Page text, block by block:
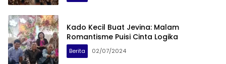
Kado Kecil Buat Jevina: Malam
Romantisme Puisi Cinta Logika
Berita 02/07/2024